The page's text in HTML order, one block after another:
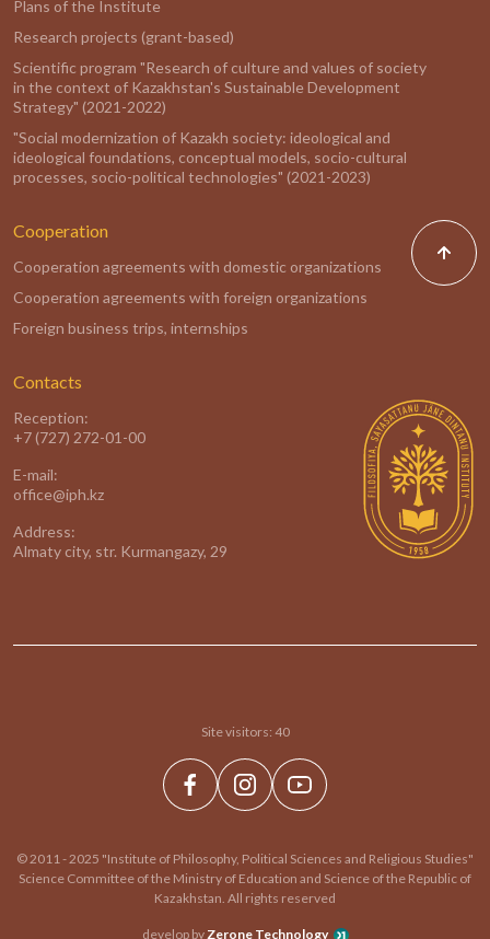
Plans of the Institute
Research projects (grant-based)
Scientific program "Research of culture and values of society
in the context of Kazakhstan's Sustainable Development
Strategy" (2021-2022)
"Social modernization of Kazakh society: ideological and
ideological foundations, conceptual models, socio-cultural
processes, socio-political technologies" (2021-2023)
Cooperation
Cooperation agreements with domestic organizations
Cooperation agreements with foreign organizations
Foreign business trips, internships
Contacts
Reception:
+7 (727) 272-01-00
E-mail:
office@iph.kz
Address:
Almaty city, str. Kurmangazy, 29
Site visitors: 40
© 2011 - 2025 "Institute of Philosophy, Political Sciences and Religious Studies"
Science Committee of the Ministry of Education and Science of the Republic of
Kazakhstan. All rights reserved
develop byZerone Technology